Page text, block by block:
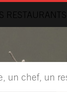
RESTAURANTS